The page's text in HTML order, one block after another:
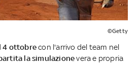
©Getty
4 ottobrecon l'arrivo del team nel
la simulazionevera e propria